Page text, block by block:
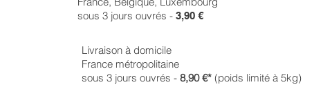
sous 3 jours ouvrés - 3,90 €
Livraison à domicile
France métropolitaine
sous 3 jours ouvrés - 8,90 €* (poids limité à 5kg)